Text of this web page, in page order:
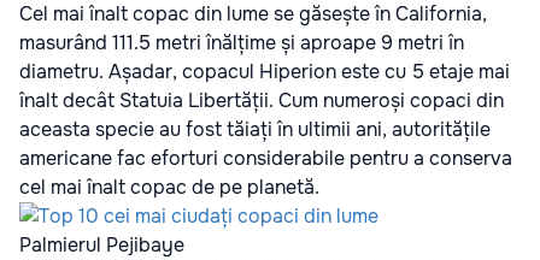
Cel mai înalt copac din lume se găsește în California,
masurând 111.5 metri înălțime și aproape 9 metri în
diametru. Așadar, copacul Hiperion este cu 5 etaje mai
înalt decât Statuia Libertății. Cum numeroși copaci din
aceasta specie au fost tăiați în ultimii ani, autoritățile
americane fac eforturi considerabile pentru a conserva
cel mai înalt copac de pe planetă.
Palmierul Pejibaye